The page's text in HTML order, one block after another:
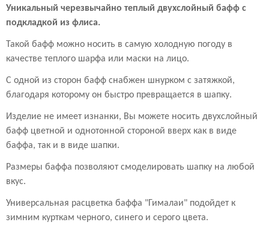
Уникальный черезвычайно теплый двухслойный бафф с
подкладкой из флиса.
Такой бафф можно носить в самую холодную погоду в
качестве теплого шарфа или маски на лицо.
С одной из сторон бафф снабжен шнурком с затяжкой,
благодаря которому он быстро превращается в шапку.
Изделие не имеет изнанки, Вы можете носить двухслойный
бафф цветной и однотонной стороной вверх как в виде
баффа, так и в виде шапки.
Размеры баффа позволяют смоделировать шапку на любой
вкус.
Универсальная расцветка баффа "Гималаи" подойдет к
зимним курткам черного, синего и серого цвета.